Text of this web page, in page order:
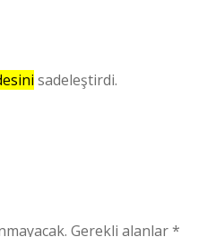
sadeleştirdi.
Gerekli alanlar*